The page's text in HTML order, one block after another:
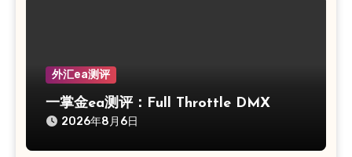
外汇ea测评
一掌金ea测评：Full Throttle DMX
2026年8月6日